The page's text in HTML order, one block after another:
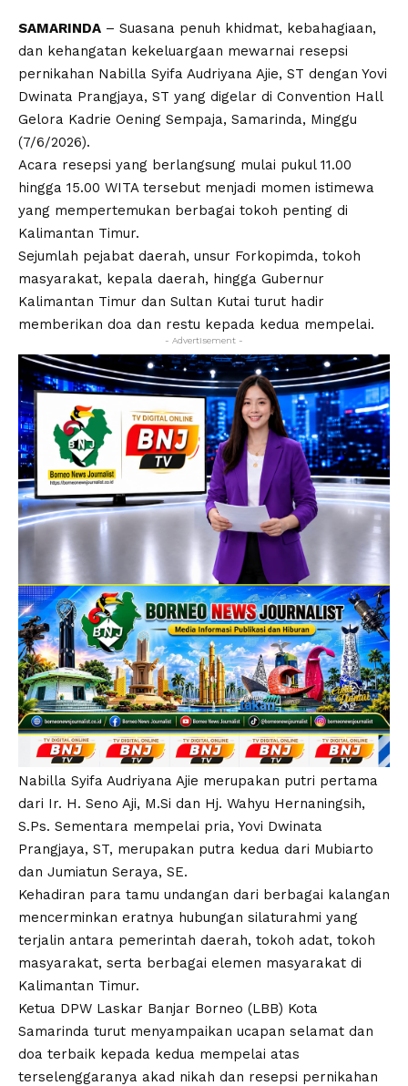
SAMARINDA – Suasana penuh khidmat, kebahagiaan,
dan kehangatan kekeluargaan mewarnai resepsi
pernikahan Nabilla Syifa Audriyana Ajie, ST dengan Yovi
Dwinata Prangjaya, ST yang digelar di Convention Hall
Gelora Kadrie Oening Sempaja, Samarinda, Minggu
(7/6/2026).
Acara resepsi yang berlangsung mulai pukul 11.00
hingga 15.00 WITA tersebut menjadi momen istimewa
yang mempertemukan berbagai tokoh penting di
Kalimantan Timur.
Sejumlah pejabat daerah, unsur Forkopimda, tokoh
masyarakat, kepala daerah, hingga Gubernur
Kalimantan Timur dan Sultan Kutai turut hadir
memberikan doa dan restu kepada kedua mempelai.
- Advertisement -
Nabilla Syifa Audriyana Ajie merupakan putri pertama
dari Ir. H. Seno Aji, M.Si dan Hj. Wahyu Hernaningsih,
S.Ps. Sementara mempelai pria, Yovi Dwinata
Prangjaya, ST, merupakan putra kedua dari Mubiarto
dan Jumiatun Seraya, SE.
Kehadiran para tamu undangan dari berbagai kalangan
mencerminkan eratnya hubungan silaturahmi yang
terjalin antara pemerintah daerah, tokoh adat, tokoh
masyarakat, serta berbagai elemen masyarakat di
Kalimantan Timur.
Ketua DPW Laskar Banjar Borneo (LBB) Kota
Samarinda turut menyampaikan ucapan selamat dan
doa terbaik kepada kedua mempelai atas
terselenggaranya akad nikah dan resepsi pernikahan